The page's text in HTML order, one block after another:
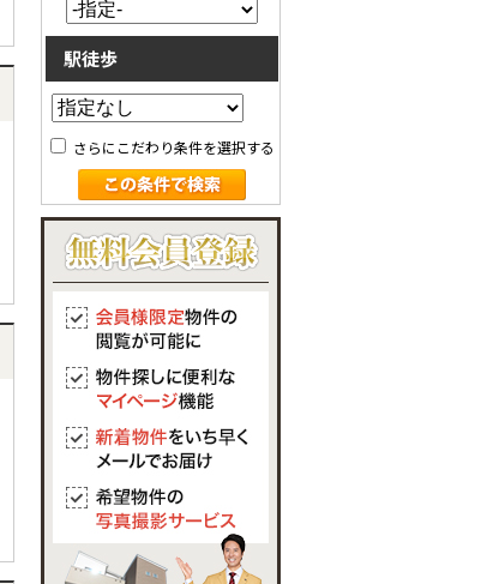
駅徒歩
さらにこだわり条件を選択する